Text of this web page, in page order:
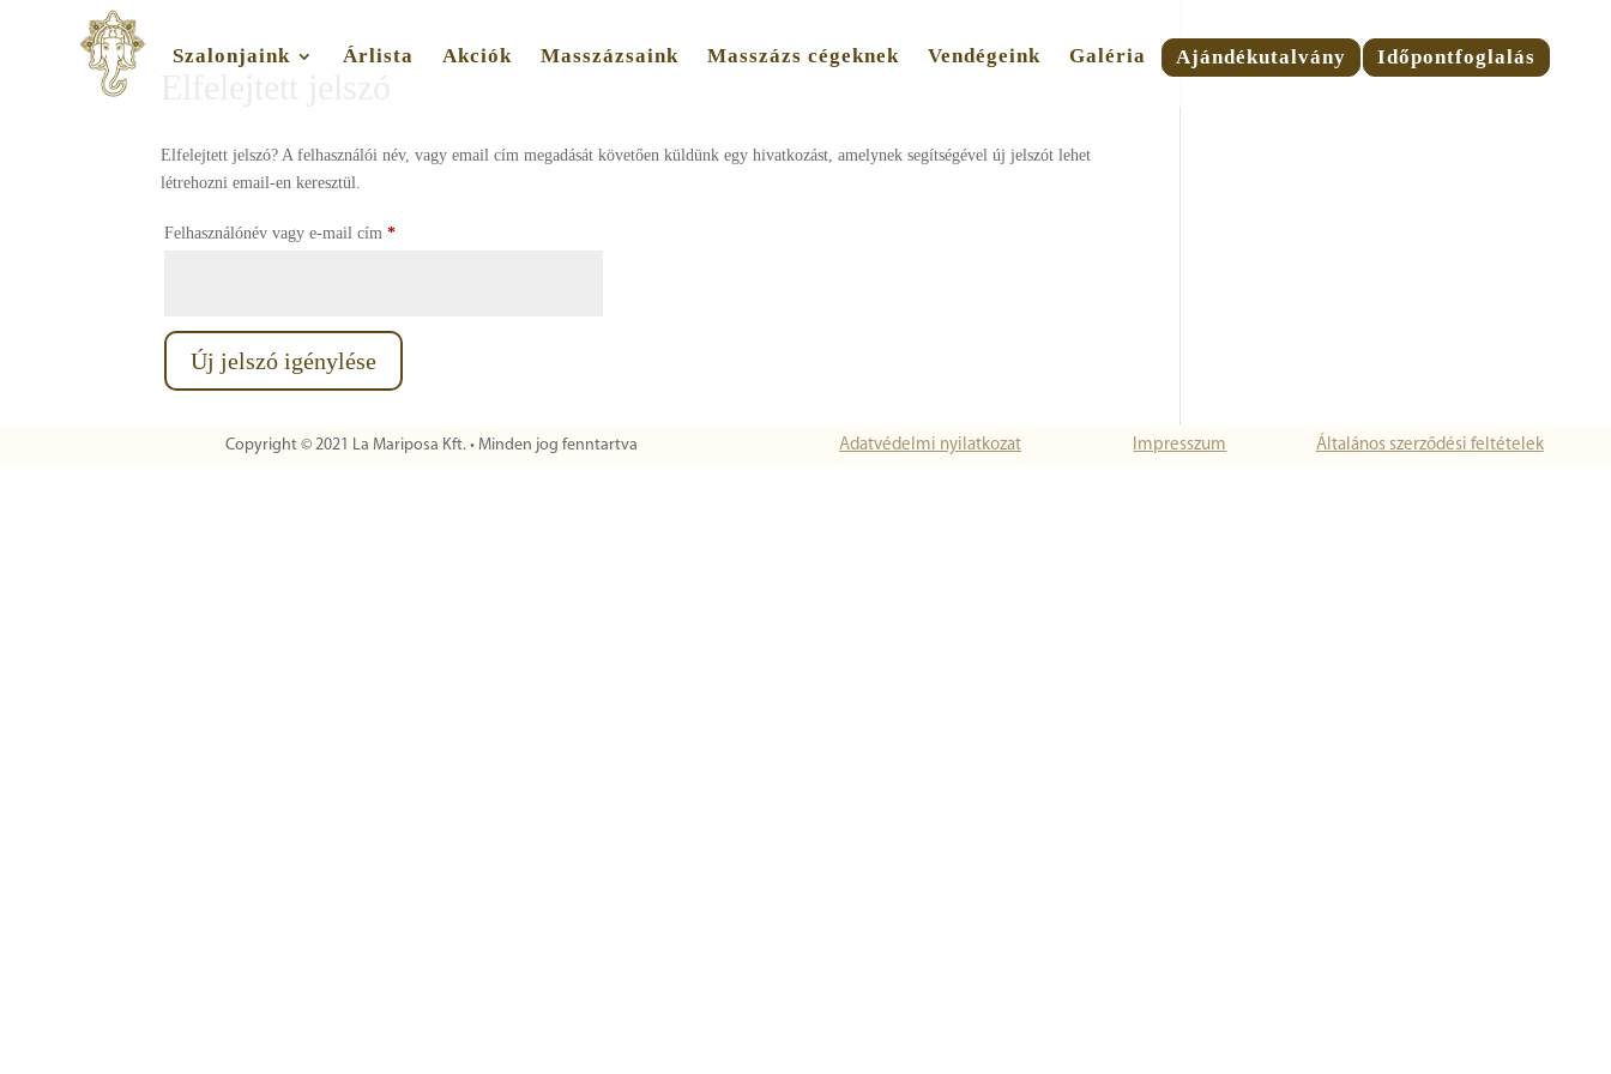
Szalonjaink Árlista Akciók Masszázsaink Masszázs cégeknek Vendégeink Galéria Ajándékutalvány Időpontfoglalás
Elfelejtett jelszó? A felhasználói név, vagy email cím megadását követően küldünk egy hivatkozást, amelynek segítségével új jelszót lehet
létrehozni email-en keresztül.
Felhasználónév vagy e-mail cím*Kötelező
Új jelszó igénylése
Copyright © 2021 La Mariposa Kft. • Minden jog fenntartva Adatvédelmi nyilatkozat Impresszum Általános szerződési feltételek